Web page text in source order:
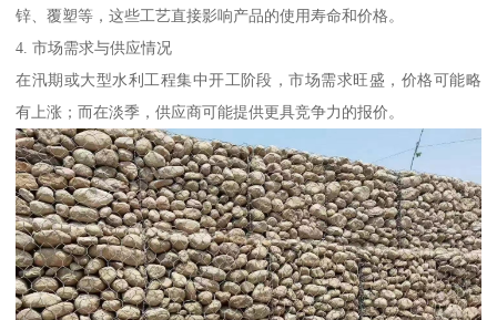
锌、覆塑等，这些工艺直接影响产品的使用寿命和价格。
4. 市场需求与供应情况
在汛期或大型水利工程集中开工阶段，市场需求旺盛，价格可能略
有上涨；而在淡季，供应商可能提供更具竞争力的报价。